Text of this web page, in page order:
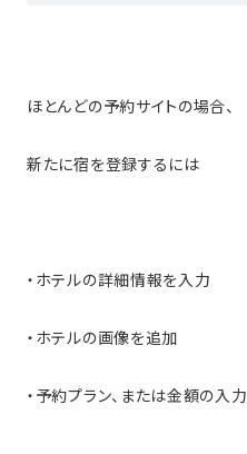
ほとんどの予約サイトの場合、
新たに宿を登録するには
・ホテルの詳細情報を入力
・ホテルの画像を追加
・予約プラン、または金額の入力